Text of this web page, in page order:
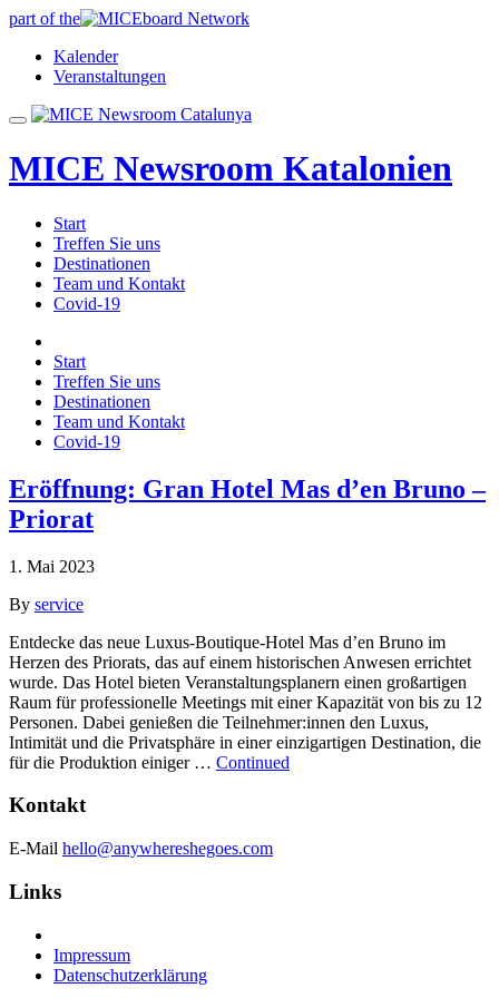
part of the
Kalender
Veranstaltungen
MICE Newsroom Katalonien
Start
Treffen Sie uns
Destinationen
Team und Kontakt
Covid-19
Start
Treffen Sie uns
Destinationen
Team und Kontakt
Covid-19
Eröffnung: Gran Hotel Mas d’en Bruno –
Priorat
1. Mai 2023
By service
Entdecke das neue Luxus-Boutique-Hotel Mas d’en Bruno im
Herzen des Priorats, das auf einem historischen Anwesen errichtet
wurde. Das Hotel bieten Veranstaltungsplanern einen großartigen
Raum für professionelle Meetings mit einer Kapazität von bis zu 12
Personen. Dabei genießen die Teilnehmer:innen den Luxus,
Intimität und die Privatsphäre in einer einzigartigen Destination, die
für die Produktion einiger … Continued
Kontakt
E-Mail hello@anywhereshegoes.com
Links
Impressum
Datenschutzerklärung